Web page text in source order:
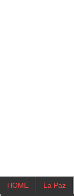
HOME La Paz